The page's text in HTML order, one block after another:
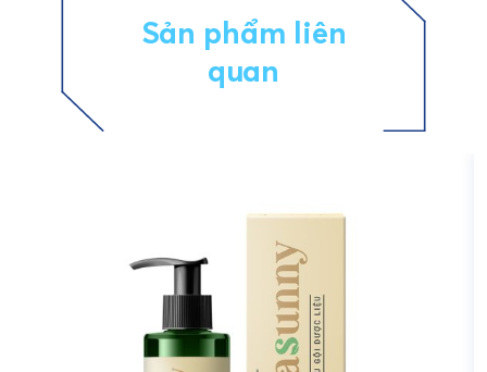
Sản phẩm liên
quan